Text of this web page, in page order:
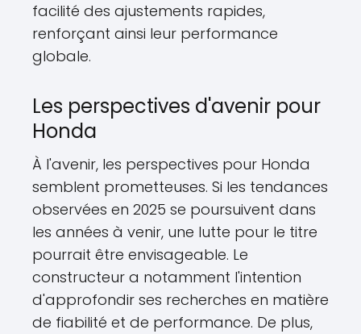
facilité des ajustements rapides,
renforçant ainsi leur performance
globale.
Les perspectives d'avenir pour
Honda
À l'avenir, les perspectives pour Honda
semblent prometteuses. Si les tendances
observées en 2025 se poursuivent dans
les années à venir, une lutte pour le titre
pourrait être envisageable. Le
constructeur a notamment l'intention
d'approfondir ses recherches en matière
de fiabilité et de performance. De plus,